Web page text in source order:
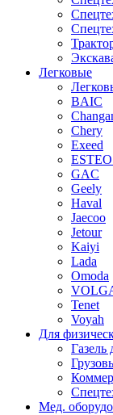
Легковые
BAIC
Chery
Exeed
GAC
Geely
Haval
Jaecoo
Jetour
Kaiyi
Lada
Omoda
Tenet
Voyah
Для
Мед.